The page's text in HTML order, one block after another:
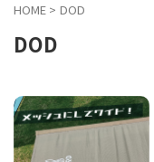
HOME > DOD
DOD